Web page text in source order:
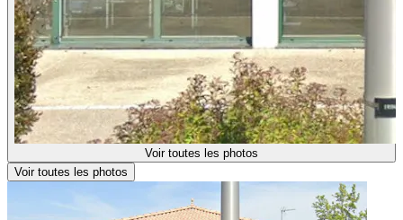
Voir toutes les photos
Voir toutes les photos